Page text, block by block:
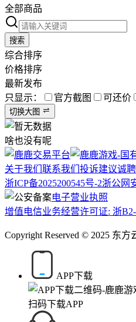
全部商品
搜索
综合排序
价格排序
最新发布
只显示：
官方截图 可还价
切换大图
啥也没有呢
关于我们 联系我们 投诉建议诚
浙ICP备2025200545号-2浙公网
电子营业执照
增值电信业务经营许可证: 浙B2-
Copyright Reserved © 2025 东
APP下载
扫码下载APP